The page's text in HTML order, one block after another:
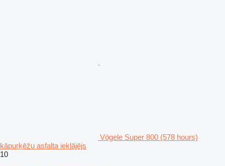
Vögele Super 800 (578 hours)
kāpurķēžu asfalta ieklājējs
10